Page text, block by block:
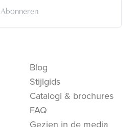
Abonneren
Blog
Stijlgids
Catalogi & brochures
FAQ